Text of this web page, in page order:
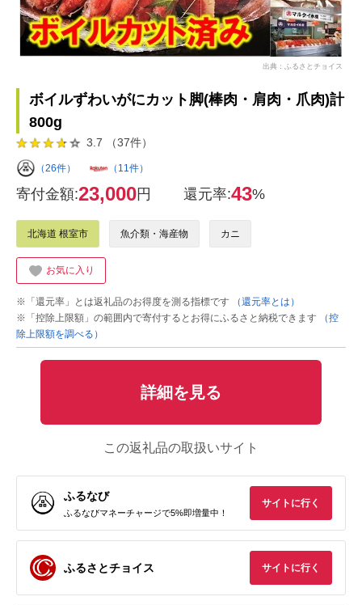
出典：ふるさとチョイス
ボイルずわいがにカット脚(棒肉・肩肉・爪肉)計
800g
3.7 （37件）
（26件） （11件）
寄付金額:23,000円 還元率:43%
北海道 根室市 魚介類・海産物 カニ
お気に入り
※「還元率」とは返礼品のお得度を測る指標です
（還元率とは）
※「控除上限額」の範囲内で寄付するとお得にふるさと納税できます
（控
除上限額を調べる）
詳細を見る
この返礼品の取扱いサイト
ふるなび
ふるなびマネーチャージで5%即増量中！
サイトに行く
ふるさとチョイス サイトに行く